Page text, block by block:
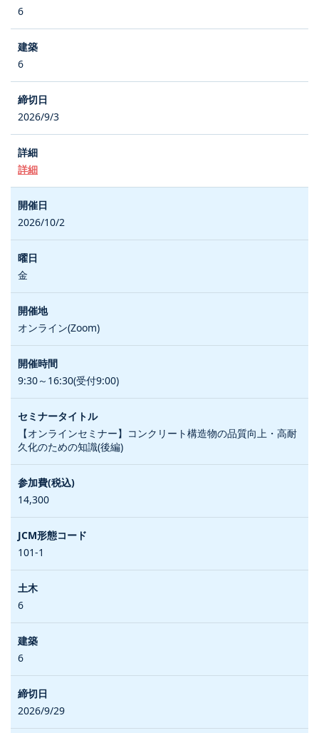
6
6
2026/9/3
詳細
2026/10/2
金
オンライン(Zoom)
9:30～16:30(受付9:00)
【オンラインセミナー】コンクリート構造物の品質向上・高耐
久化のための知識(後編)
14,300
101-1
6
6
2026/9/29